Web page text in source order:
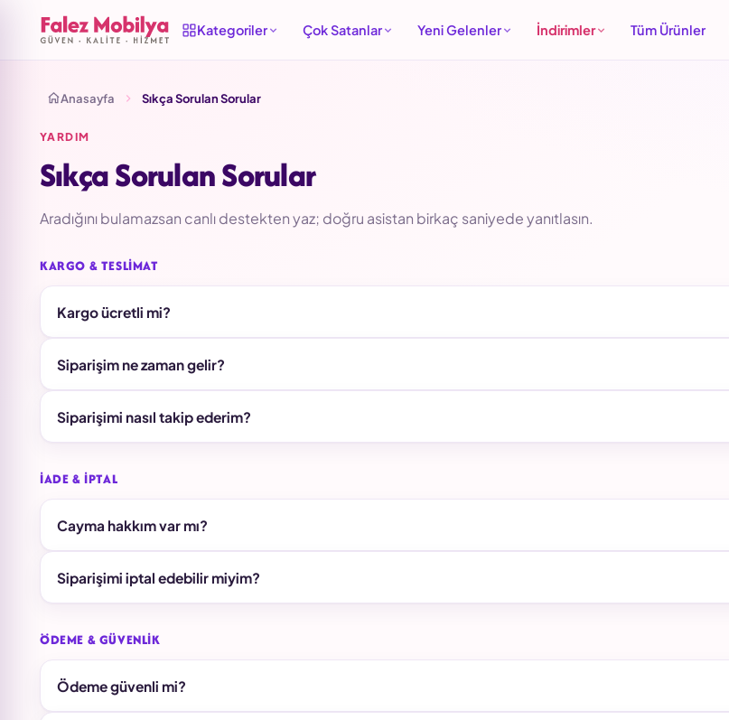
Kategoriler Çok Satanlar Yeni Gelenler İndirimler Tüm Ürünler
Anasayfa Sıkça Sorulan Sorular
YARDIM
Sıkça Sorulan Sorular
Aradığını bulamazsan canlı destekten yaz; doğru asistan birkaç saniyede yanıtlasın.
KARGO & TESLIMAT
Kargo ücretli mi?
Siparişim ne zaman gelir?
Siparişimi nasıl takip ederim?
İADE & İPTAL
Cayma hakkım var mı?
Siparişimi iptal edebilir miyim?
ÖDEME & GÜVENLIK
Ödeme güvenli mi?